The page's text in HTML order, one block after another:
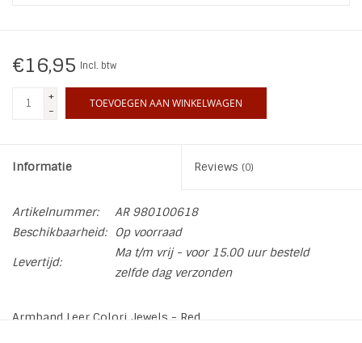
€16,95 Incl. btw
+
-
TOEVOEGEN AAN WINKELWAGEN
Informatie Reviews (0)
Artikelnummer:
AR 980100618
Beschikbaarheid:
Op voorraad
Levertijd:
Ma t/m vrij - voor 15.00 uur besteld
zelfde dag verzonden
Armband Leer Colori Jewels - Red